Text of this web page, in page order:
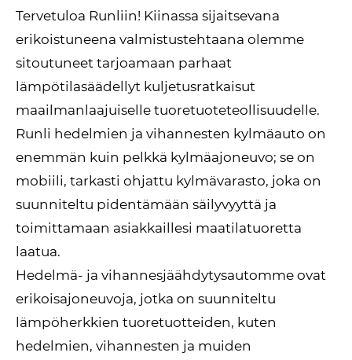
Tervetuloa Runliin! Kiinassa sijaitsevana
erikoistuneena valmistustehtaana olemme
sitoutuneet tarjoamaan parhaat
lämpötilasäädellyt kuljetusratkaisut
maailmanlaajuiselle tuoretuoteteollisuudelle.
Runli hedelmien ja vihannesten kylmäauto on
enemmän kuin pelkkä kylmäajoneuvo; se on
mobiili, tarkasti ohjattu kylmävarasto, joka on
suunniteltu pidentämään säilyvyyttä ja
toimittamaan asiakkaillesi maatilatuoretta
laatua.
Hedelmä- ja vihannesjäähdytysautomme ovat
erikoisajoneuvoja, jotka on suunniteltu
lämpöherkkien tuoretuotteiden, kuten
hedelmien, vihannesten ja muiden